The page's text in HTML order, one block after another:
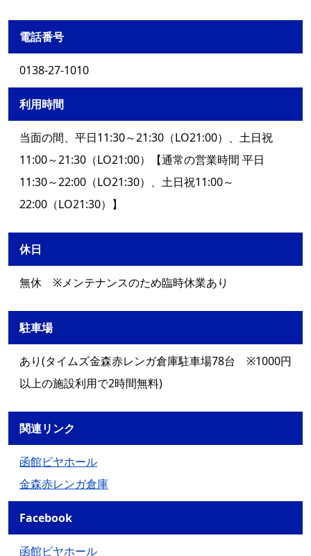
電話番号
0138-27-1010
利用時間
当面の間、平日11:30～21:30（LO21:00）、土日祝
11:00～21:30（LO21:00）【通常の営業時間 平日
11:30～22:00（LO21:30）、土日祝11:00～
22:00（LO21:30）】
休日
無休 ※メンテナンスのため臨時休業あり
駐車場
あり(タイムズ金森赤レンガ倉庫駐車場78台 ※1000円
以上の施設利用で2時間無料)
関連リンク
函館ビヤホール
金森赤レンガ倉庫
Facebook
函館ビヤホール